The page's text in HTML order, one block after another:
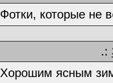
Фотки, которые не
.:
Хорошим ясным